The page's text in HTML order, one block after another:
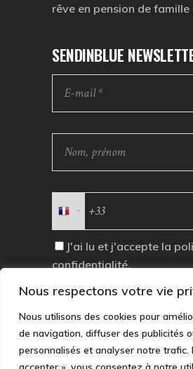
Nous respectons votre vie
Nous utilisons des cookies pour
de navigation, diffuser des publicités
personnalisés et analyser notre trafic.
rêve en pension de famille
SENDINBLUE
J'ai lu et j'accepte la
confidentialité.